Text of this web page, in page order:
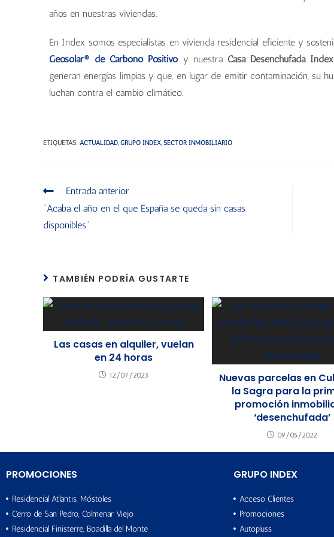
años en nuestras viviendas.
En Index somos especialistas en vivienda residencial eficiente y
Geosolar® de Carbono Positivo y nuestra Casa Desenchufada Index
generan energías limpias y que, en lugar de emitir contaminación, su
luchan contra el cambio climático.
ETIQUETAS: ACTUALIDAD, GRUPO INDEX, SECTOR INMOBILIARIO
Entrada anterior
"Acaba el año en el que España se queda sin casas
disponibles"
TAMBIÉN PODRÍA GUSTARTE
Las casas en alquiler, vuelan
en 24 horas
12/07/2023
Nuevas parcelas en
la Sagra para la
promoción
‘desenchufada’
09/05/2022
PROMOCIONES
Residencial Atlantis, Móstoles
Cerro de San Pedro, Colmenar Viejo
Residencial Finisterre, Boadilla del Monte
GRUPO INDEX
Acceso Clientes
Promociones
Autopluss